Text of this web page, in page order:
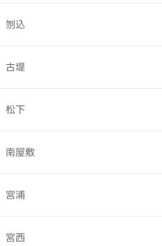
刎込
古堤
松下
南屋敷
宮浦
宮西